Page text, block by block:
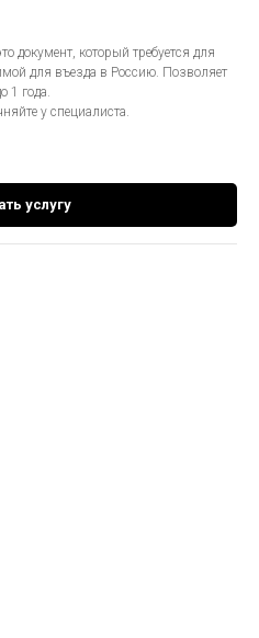
документ, который требуется для
для въезда в Россию. Позволяет
1 года.
у специалиста.
услугу